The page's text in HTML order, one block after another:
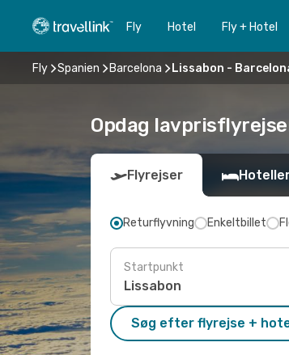
Fly Hotel Fly + Hotel
Fly Spanien Barcelona Lissabon -
Opdag
Flyrejser
Returflyvning Enkeltbillet
Startpunkt
Søg efter flyrejse +